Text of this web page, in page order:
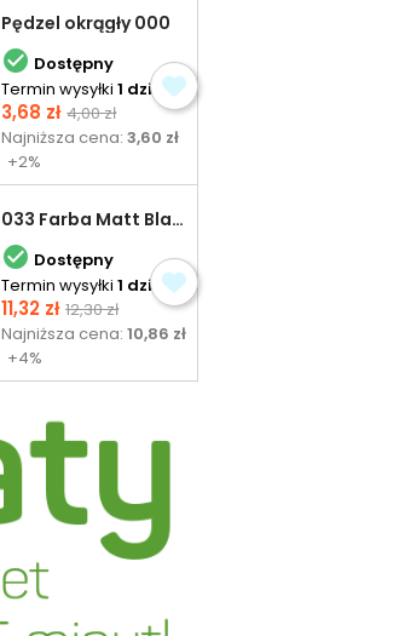
Pędzel okrągły 000
 Dostępny
Termin wysyłki 1 dzień
Cena
3,68 zł Cena
podstawowa
4,00 zł
Najniższa cena:3,60 zł
+2%
033 Farba Matt Black - olejna
 Dostępny
Termin wysyłki 1 dzień
Cena
11,32 zł Cena
podstawowa
12,30 zł
Najniższa cena:10,86 zł
+4%